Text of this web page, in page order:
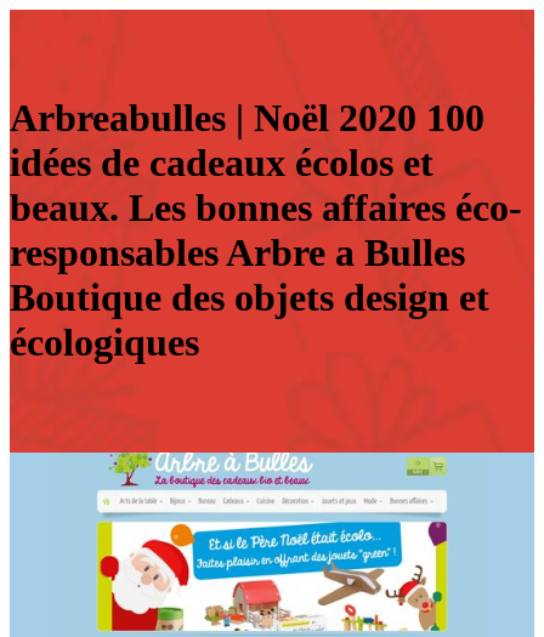
Arbrea­bul­les | Noël 2020 100
idées de cadeaux écolos et
beaux. Les bonnes affaires éco­
res­ponsab­les Arbre a Bulles
Boutique des objets design et
écologiques